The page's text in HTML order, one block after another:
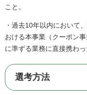
こと。
・過去10年以内において
おける本事業（クーポン
に準ずる業務に直接携わっ
選考方法